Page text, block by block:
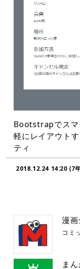
Bootstrapでスマ
軽にレイアウト
ティ
2018.12.24 14:20 (7
漫
コミ
ま